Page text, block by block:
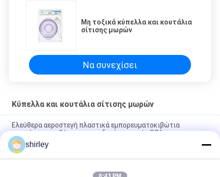
Μη τοξικά κύπελλα και κουτάλια
σίτισης μωρών
Να συνεχίσει
Κύπελλα και κουτάλια σίτισης μωρών
Ελεύθερα αεροστεγή πλαστικά εμπορευματοκιβώτια
ψυκτήρων αποθήκευσης παιδικών τροφών BPA
Ελεύθερα κύπελλα και κουτάλια σίτισης μωρών
πολυπροπυλενίου BPA PP
shirley